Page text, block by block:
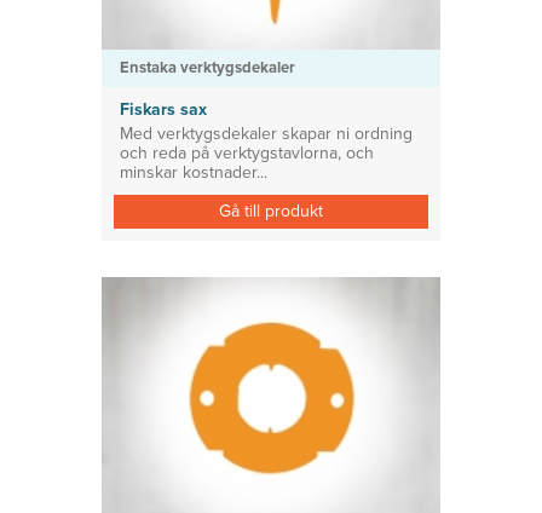
Enstaka verktygsdekaler
Fiskars sax
Med verktygsdekaler skapar ni ordning
och reda på verktygstavlorna, och
minskar kostnader...
Gå till produkt